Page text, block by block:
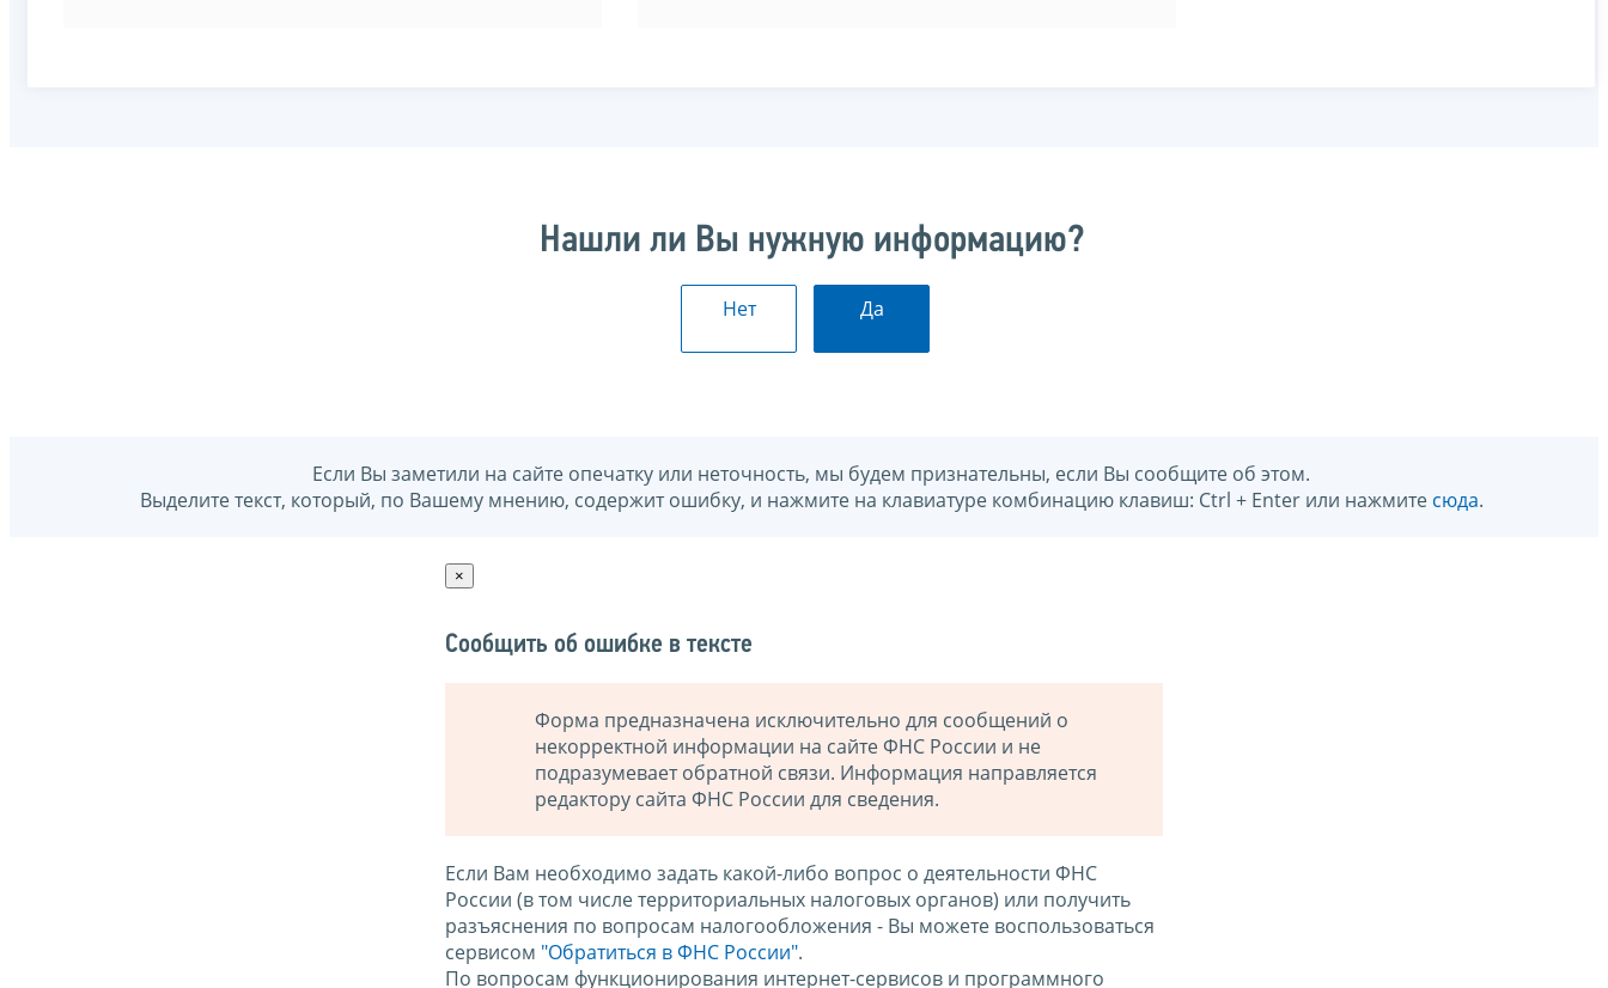
Нашли ли Вы нужную информацию?
Нет Да
Если Вы заметили на сайте опечатку или неточность, мы будем признательны, если Вы сообщите об этом.
Выделите текст, который, по Вашему мнению, содержит ошибку, и нажмите на клавиатуре комбинацию клавиш: Ctrl + Enter или нажмите сюда.
×
Сообщить об ошибке в тексте
Форма предназначена исключительно для сообщений о
некорректной информации на сайте ФНС России и не
подразумевает обратной связи. Информация направляется
редактору сайта ФНС России для сведения.
Если Вам необходимо задать какой-либо вопрос о деятельности ФНС
России (в том числе территориальных налоговых органов) или получить
разъяснения по вопросам налогообложения - Вы можете воспользоваться
сервисом "Обратиться в ФНС России".
По вопросам функционирования интернет-сервисов и программного